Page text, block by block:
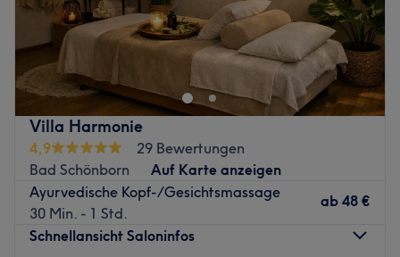
Villa Harmonie
4,9
29 Bewertungen
Bad Schönborn
Auf Karte anzeigen
Ayurvedische Kopf-/Gesichtsmassage
30 Min. - 1 Std.
ab 48 €
Schnellansicht Saloninfos